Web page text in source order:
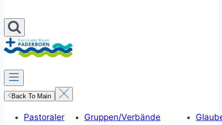
Back To Main
Pastoraler
Gruppen/Verbände